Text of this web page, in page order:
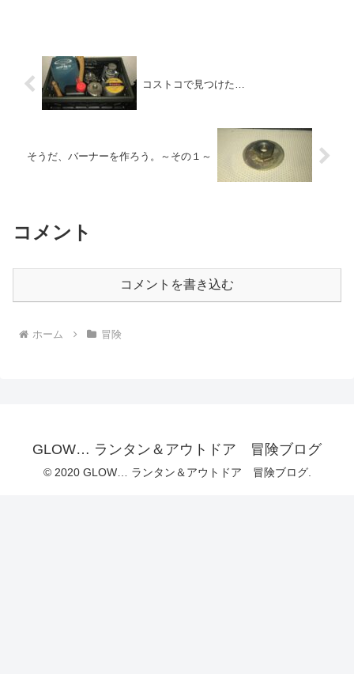
コストコで見つけた…
そうだ、バーナーを作ろう。～その１～
コメント
コメントを書き込む
ホーム 冒険
GLOW… ランタン＆アウトドア 冒険ブログ
© 2020 GLOW… ランタン＆アウトドア 冒険ブログ.